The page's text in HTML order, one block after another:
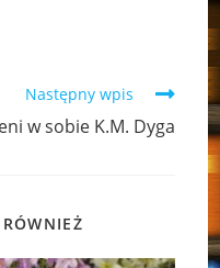
Następny wpis
w sobie K.M. Dyga